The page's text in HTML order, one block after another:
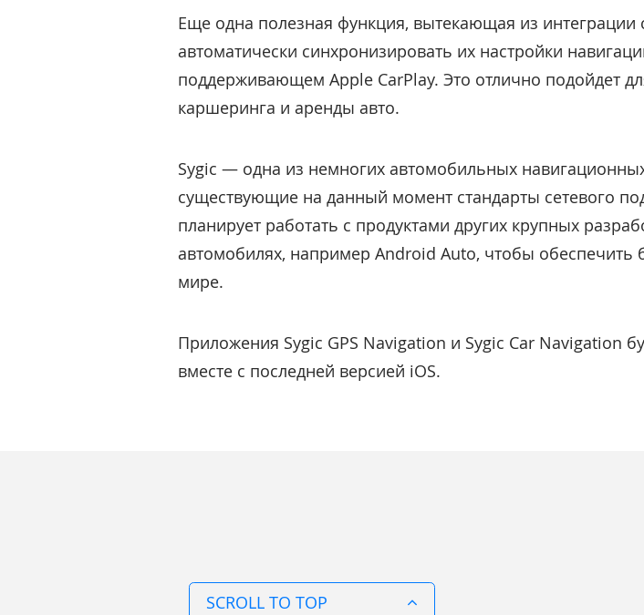
Еще одна полезная функция, вытекающая из интеграции
автоматически синхронизировать их настройки
поддерживающем Apple CarPlay. Это отлично подойдет
каршеринга и аренды авто.
Sygic — одна из немногих автомобильных
существующие на данный момент стандарты сетевого
планирует работать с продуктами других крупных
автомобилях, например Android Auto, чтобы обеспечить
мире.
Приложения Sygic GPS Navigation и Sygic Car Navigation
вместе с последней версией iOS.
SCROLL TO TOP